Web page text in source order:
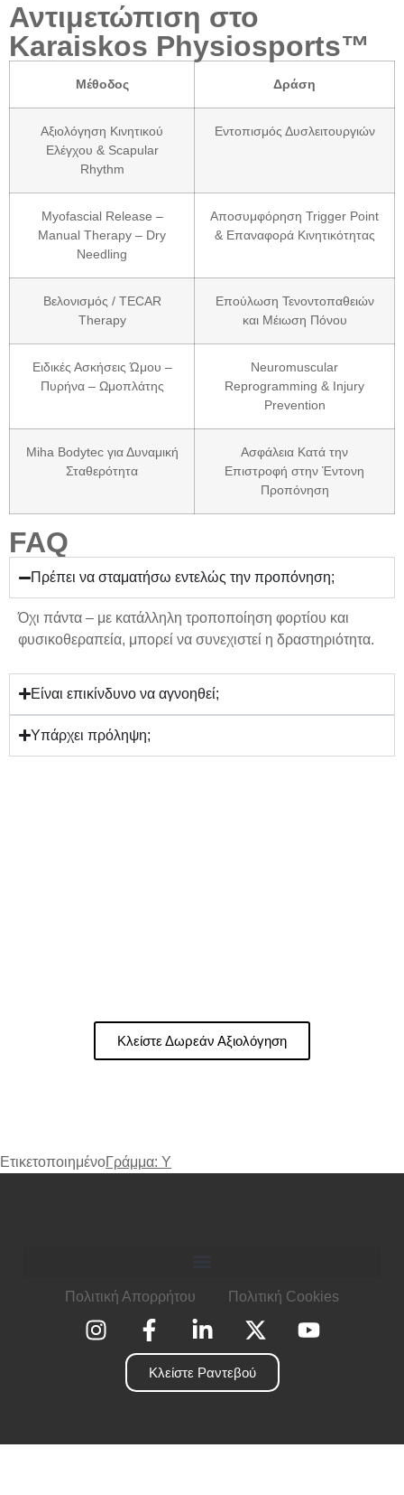
Αντιμετώπιση στο
Karaiskos Physiosports™
Μέθοδος Δράση
Αξιολόγηση Κινητικού
Ελέγχου & Scapular
Rhythm
Εντοπισμός Δυσλειτουργιών
Myofascial Release –
Manual Therapy – Dry
Needling
Αποσυμφόρηση Trigger Point
& Επαναφορά Κινητικότητας
Βελονισμός / TECAR
Therapy
Επούλωση Τενοντοπαθειών
και Μέιωση Πόνου
Ειδικές Ασκήσεις Ώμου –
Πυρήνα – Ωμοπλάτης
Neuromuscular
Reprogramming & Injury
Prevention
Miha Bodytec για Δυναμική
Σταθερότητα
Ασφάλεια Κατά την
Επιστροφή στην Έντονη
Προπόνηση
FAQ
Πρέπει να σταματήσω εντελώς την προπόνηση;
Όχι πάντα – με κατάλληλη τροποποίηση φορτίου και
φυσικοθεραπεία, μπορεί να συνεχιστεί η δραστηριότητα.
Είναι επικίνδυνο να αγνοηθεί;
Υπάρχει πρόληψη;
Κλείστε Δωρεάν Αξιολόγηση
ΕτικετοποιημένοΓράμμα: Υ
Πολιτική Απορρήτου Πολιτική Cookies
Κλείστε Ραντεβού